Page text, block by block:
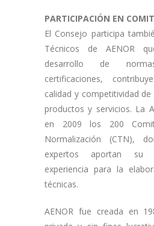
PARTICIPACIÓN EN
El Consejo participa
Técnicos de AENOR
desarrollo de
certificaciones,
calidad y competitividad
productos y servicios. La
en 2009 los 200
Normalización (CTN),
expertos aportan su
experiencia para la
técnicas.
AENOR fue creada en